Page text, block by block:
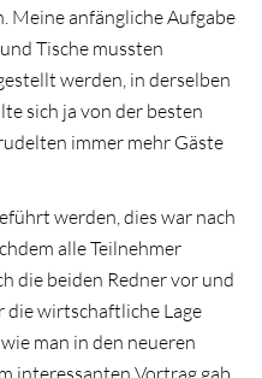
Meine anfängliche Aufgabe
Tische mussten
werden, in derselben
sich ja von der besten
immer mehr Gäste
werden, dies war nach
alle Teilnehmer
die beiden Redner vor und
die wirtschaftliche Lage
man in den neueren
interessanten Vortrag gab